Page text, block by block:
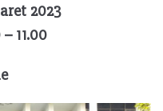
2023
11.00